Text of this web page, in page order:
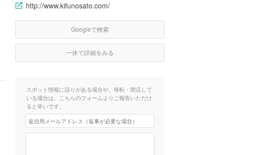
http://www.kifunosato.com/
Googleで検索
一休で詳細をみる
スポット情報に誤りがある場合や、移転・閉店して
いる場合は、こちらのフォームよりご報告いただけ
ると幸いです。